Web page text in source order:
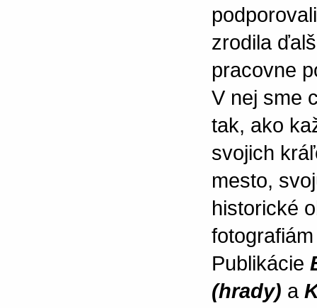
zrodila
pracovne
V nej sme
tak, ako
svojich
mesto,
historické
Publikácie
(hrady) a